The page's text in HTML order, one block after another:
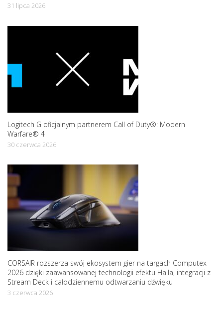
31 lipca 2026
Logitech G oficjalnym partnerem Call of Duty®: Modern
Warfare® 4
30 czerwca 2026
CORSAIR rozszerza swój ekosystem gier na targach Computex
2026 dzięki zaawansowanej technologii efektu Halla, integracji z
Stream Deck i całodziennemu odtwarzaniu dźwięku
3 czerwca 2026